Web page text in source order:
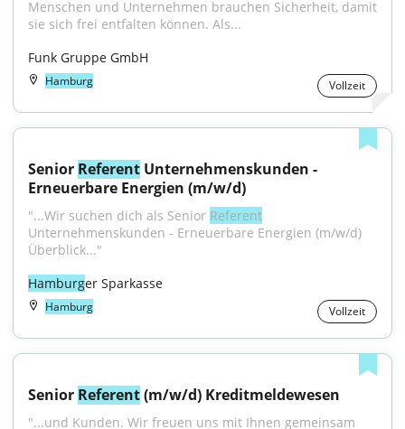
Menschen und Unternehmen brauchen Sicherheit, damit
sie sich frei entfalten können. Als...
Funk Gruppe GmbH
Hamburg Vollzeit
Senior Referent Unternehmenskunden -
Erneuerbare Energien (m/w/d)
"...Wir suchen dich als Senior Referent
Unternehmenskunden - Erneuerbare Energien (m/w/d)
Überblick..."
Hamburger Sparkasse
Hamburg Vollzeit
Senior Referent (m/w/d) Kreditmeldewesen
"...und Kunden. Wir freuen uns mit Ihnen gemeinsam